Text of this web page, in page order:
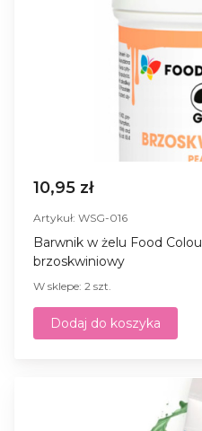
10,95 zł
Artykuł: WSG-016
Barwnik w żelu Food
brzoskwiniowy
W sklepe: 2 szt.
Dodaj do koszyka